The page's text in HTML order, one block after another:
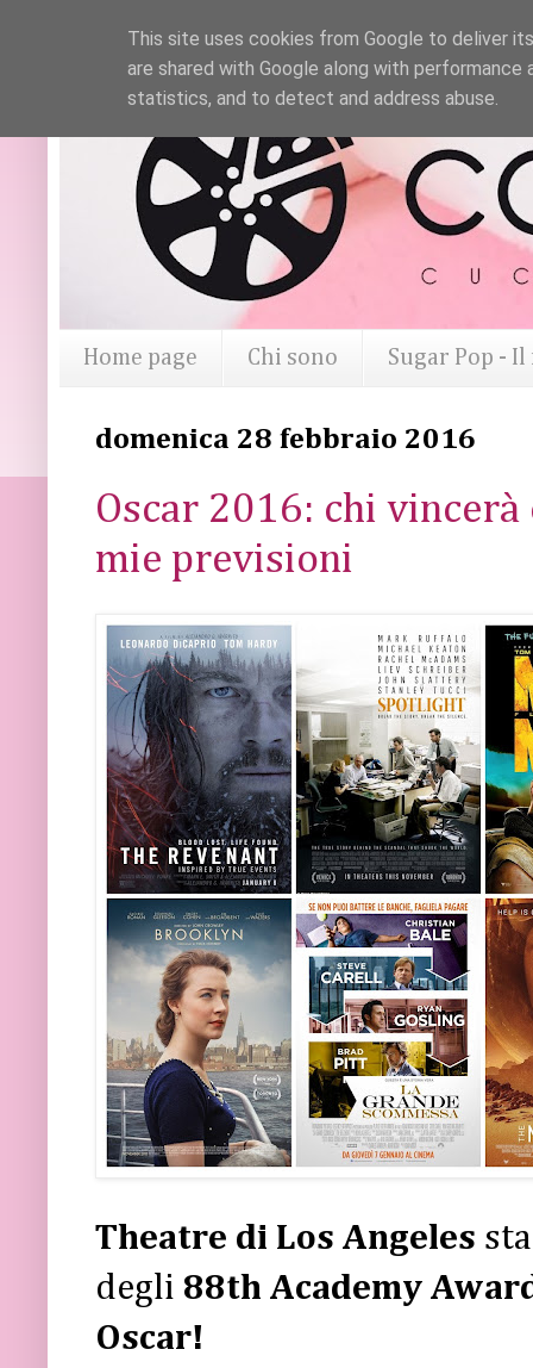
Home page Chi sono Sugar Pop -
domenica 28 febbraio 2016
Oscar 2016: chi
mie previsioni
Theatre di Los Angeles
degli 88th Academy
Oscar!
This site uses cookies from Google to deliver
are shared with Google along with
statistics, and to detect and address abuse.